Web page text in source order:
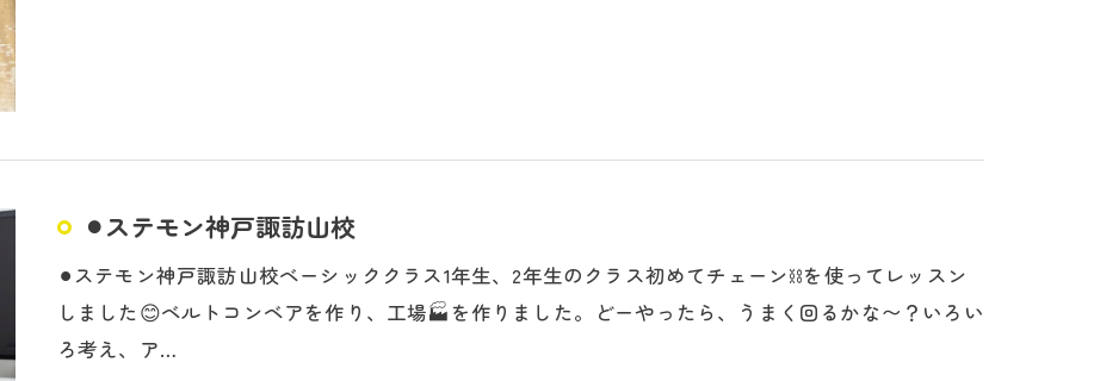
⚫︎ステモン神戸諏訪山校
⚫︎ステモン神戸諏訪山校ベーシッククラス1年生、2年生のクラス初めてチェーン⛓️を使ってレッスン
しました😊ベルトコンベアを作り、工場🏭を作りました。どーやったら、うまく回るかな〜？いろい
ろ考え、ア…